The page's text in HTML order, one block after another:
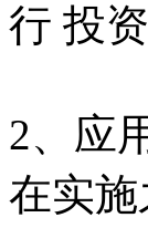
行 投
2、应
在实